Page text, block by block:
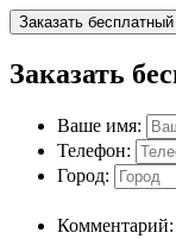
Заказать бесплатный
Заказать
Ваше имя:
Телефон:
Город:
Комментарий: